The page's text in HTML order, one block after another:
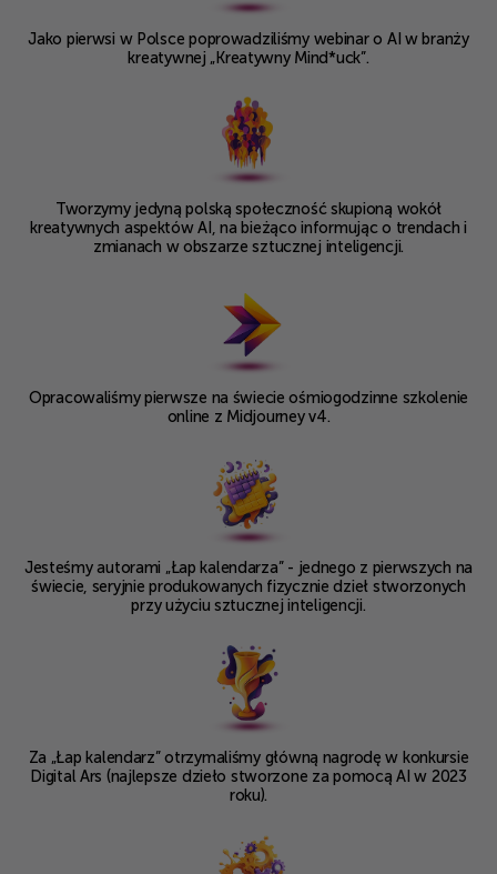
Jako pierwsi w Polscepoprowadziliśmy webinar o AI w branży
kreatywnej „Kreatywny Mind*uck”.
Tworzymy jedyną polską społecznośćskupioną wokół
kreatywnych aspektów AI,na bieżąco informując o trendach i
zmianach w obszarze sztucznej inteligencji.
Opracowaliśmy pierwsze na świecieośmiogodzinne szkolenie
online z Midjourney v4.
Jesteśmy autorami „Łap kalendarza” - jednego z pierwszych na
świecie, seryjnieprodukowanych fizycznie dzieł stworzonych
przy użyciu sztucznej inteligencji.
Za „Łap kalendarz” otrzymaliśmy główną nagrodę w konkursie
DigitalArs (najlepsze dzieło stworzone za pomocą AI w 2023
roku).